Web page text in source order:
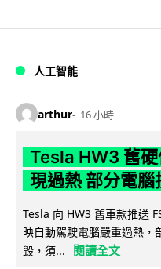
人工智能
arthur 16 小時
Tesla HW3 舊
現過熱 部分電
Tesla 向 HW3 舊車款推送
映自動駕駛電腦嚴重過熱，
毀，須...
閱讀全文